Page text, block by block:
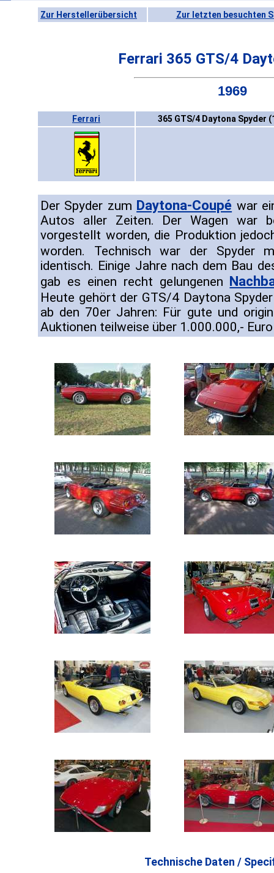
Zur Herstellerübersicht Zur letzten besuchten
Ferrari 365 GTS/4
1969
Ferrari 365 GTS/4 Daytona Spyder
Der Spyder zum Daytona-Coupé war
Autos aller Zeiten. Der Wagen war
vorgestellt worden, die Produktion
worden. Technisch war der Spyder
identisch. Einige Jahre nach dem Bau
gab es einen recht gelungenen
Heute gehört der GTS/4 Daytona
ab den 70er Jahren: Für gute und
Auktionen teilweise über 1.000.000,-
Technische Daten /